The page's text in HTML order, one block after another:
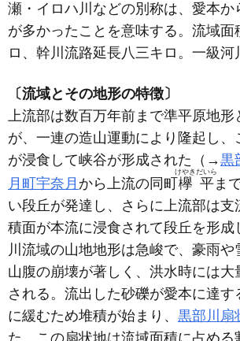
瀬・イロハ川などの別称は、愛本か
が多かったことを意味する。流域面
ロ、幹川流路延長八三キロ。一級河
〔流域とその地形の特徴〕
上流部は数百万年前まで準平原地形
が、一連の造山運動により隆起し、
が浸食して峡谷が形成された （→黒
月町 宇奈月 から上流の同町 欅平
けやきだいら
ま
い段丘が発達し、さらに上流部は支
積面が本流に浸食されて段丘を形成
川流域の山地地形は急峻で、豪雨や
山腹の崩壊が著しく、洪水時には大
される。流出した砂礫が愛本に達す
に緩むため堆積が始まり、 黒部川扇
た。この扇状地は流域面積に占める